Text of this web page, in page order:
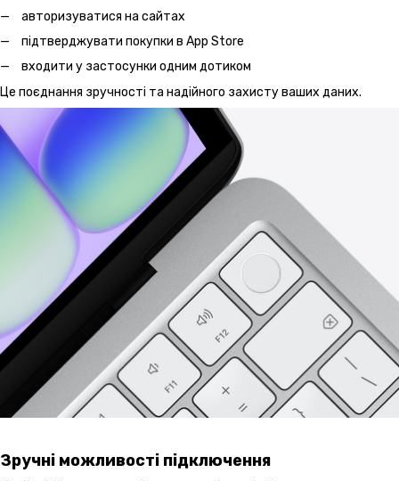
авторизуватися на сайтах
підтверджувати покупки в App Store
входити у застосунки одним дотиком
Це поєднання зручності та надійного захисту ваших даних.
Зручні можливості підключення